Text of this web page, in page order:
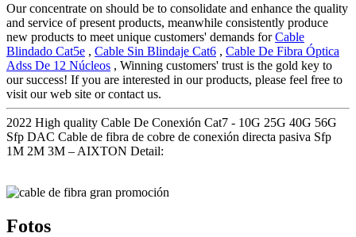
Our concentrate on should be to consolidate and enhance the quality
and service of present products, meanwhile consistently produce
new products to meet unique customers' demands forCable
Blindado Cat5e , Cable Sin Blindaje Cat6 , Cable De Fibra Óptica
Adss De 12 Núcleos , Winning customers' trust is the gold key to
our success! If you are interested in our products, please feel free to
visit our web site or contact us.
2022 High quality Cable De Conexión Cat7 - 10G 25G 40G 56G
Sfp DAC Cable de fibra de cobre de conexión directa pasiva Sfp
1M 2M 3M – AIXTON Detail:
Fotos